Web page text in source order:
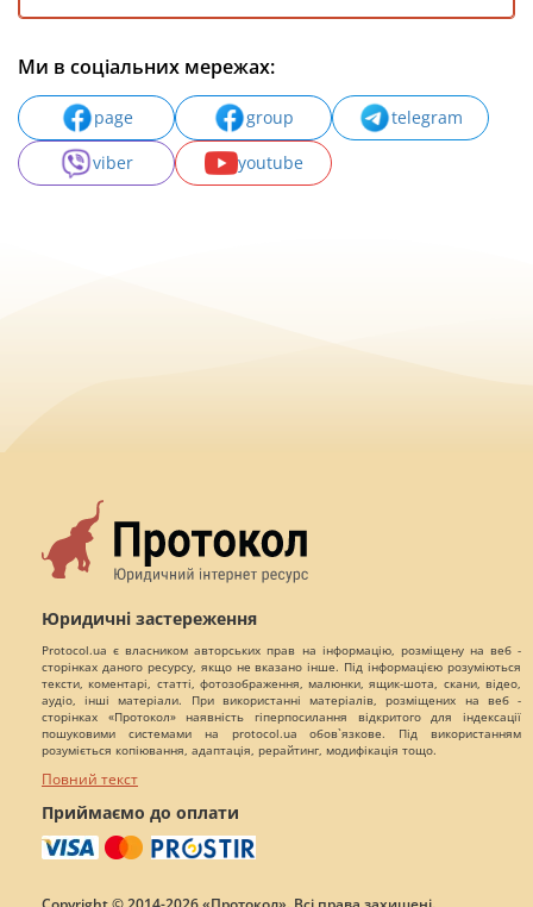
Ми в соціальних мережах:
page group
telegram
viber
youtube
Юридичні застереження
Protocol.ua є власником авторських прав на інформацію, розміщену на веб -
сторінках даного ресурсу, якщо не вказано інше. Під інформацією розуміються
тексти, коментарі, статті, фотозображення, малюнки, ящик-шота, скани, відео,
аудіо, інші матеріали. При використанні матеріалів, розміщених на веб -
сторінках «Протокол» наявність гіперпосилання відкритого для індексації
пошуковими системами на protocol.ua обов`язкове. Під використанням
розуміється копіювання, адаптація, рерайтинг, модифікація тощо.
Повний текст
Приймаємо до оплати